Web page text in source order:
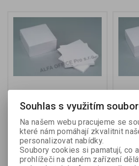
Záznamní kostka bílá 8,5
x 8,5 cm / nelepená vazba
Výrobce:Office Products
Katalogové číslo:858960
cm x
Souhlas s využitím
Na našem webu pracujeme se
které nám pomáhají zkvalitnit
personalizovat nabídky.
Soubory cookies si pamatují, co
prohlížeči na daném zařízení